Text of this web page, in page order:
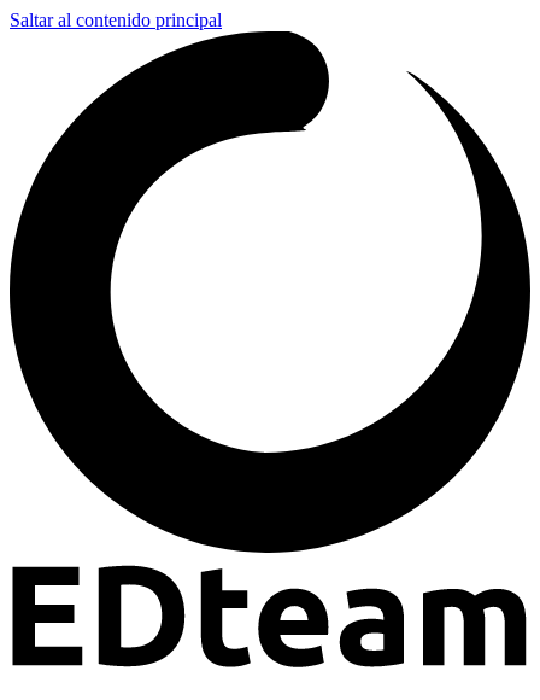
Saltar al contenido principal